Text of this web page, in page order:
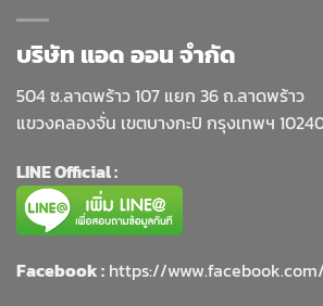
บริษัท แอด ออน จำกัด
504 ซ.ลาดพร้าว 107 แยก 36 ถ.ลาดพร้าว
แขวงคลองจั่น เขตบางกะปิ กรุงเทพฯ
LINE Official :
Facebook : https://